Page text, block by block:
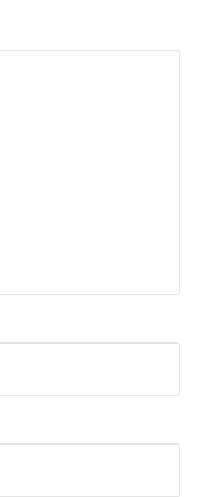
อนเดอะบีช